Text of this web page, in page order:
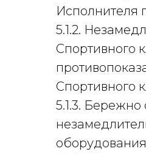
Исполнителя
5.1.2.
Спортивного
Спортивного
5.1.3.